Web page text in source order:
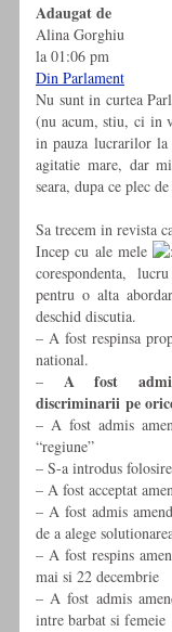
Adaugat de
Alina Gorghiu
la 01:06 pm
Din Parlament
Nu sunt in curtea
(nu acum, stiu, ci in
in pauza lucrarilor la
agitatie mare, dar
seara, dupa ce plec
Sa trecem in revista
Incep cu ale mele
corespondenta,
pentru o alta
deschid discutia.
– A fost respinsa
national.
– A fost
discriminarii pe
– A fost admis
“regiune”
– S-a introdus
– A fost acceptat
– A fost admis
de a alege
– A fost respins
mai si 22 decembrie
– A fost admis
intre barbat si femeie